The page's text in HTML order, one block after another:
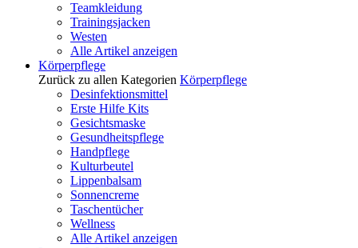
Teamkleidung
Trainingsjacken
Westen
Alle Artikel anzeigen
Körperpflege
Zurück zu allen Kategorien Körperpflege
Desinfektionsmittel
Erste Hilfe Kits
Gesichtsmaske
Gesundheitspflege
Handpflege
Kulturbeutel
Lippenbalsam
Sonnencreme
Taschentücher
Wellness
Alle Artikel anzeigen